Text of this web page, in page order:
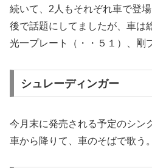
続いて、2人もそれぞれ車で登場
後で話題にしてましたが、車は
光一プレート（・・５１）、剛
シュレーディンガー
今月末に発売される予定のシン
車から降りて、車のそばで歌う